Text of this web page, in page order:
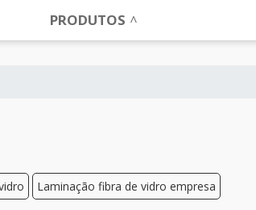
PRODUTOS
Laminação fibra de vidro empresa